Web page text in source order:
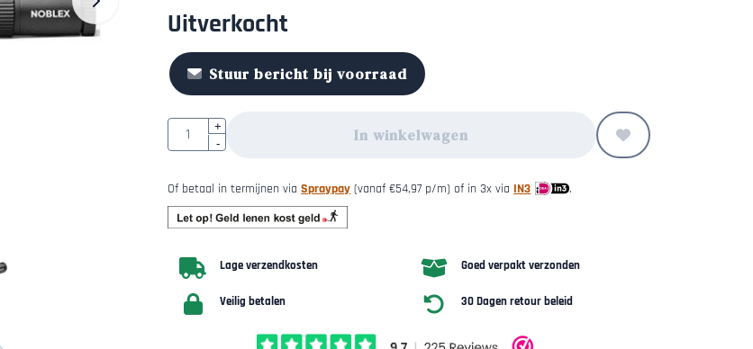
Uitverkocht
Stuur bericht bij voorraad
Aantal
+
-
In winkelwagen
Of betaal in termijnen viaSpraypay (vanaf€54,97 p/m) of in 3x via IN3 .
Lage verzendkosten Goed verpakt verzonden
Veilig betalen 30 Dagen retour beleid